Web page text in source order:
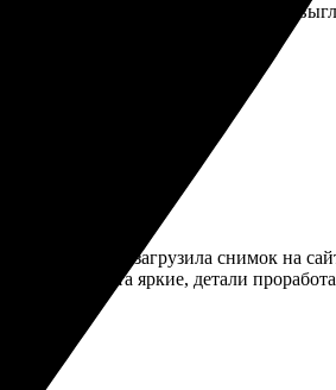
печати и яркостью цветов. Холст
простым: загрузила снимок на
высоте! Цвета яркие, детали